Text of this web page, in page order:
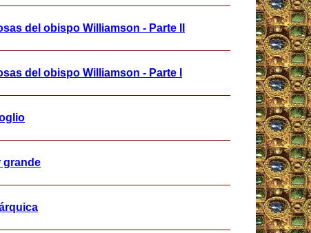
del obispo Williamson - Parte II
del obispo Williamson - Parte I
grande